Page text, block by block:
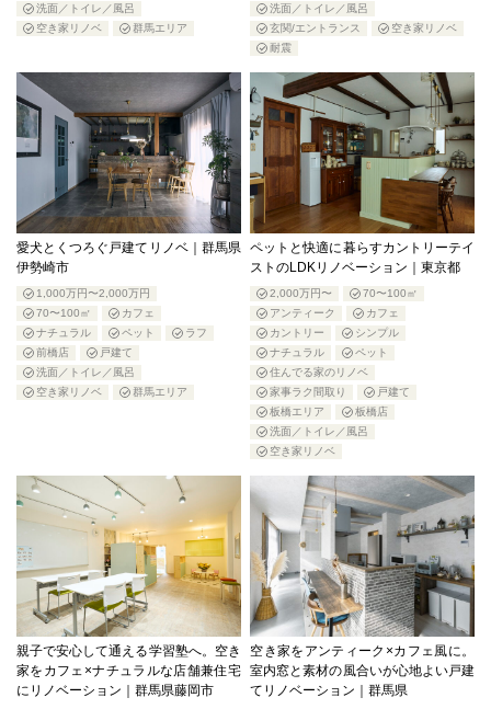
洗面／トイレ／風呂
空き家リノベ
群馬エリア
洗面／トイレ／風呂
玄関/エントランス
空き家リノベ
耐震
愛犬とくつろぐ戸建てリノベ｜群馬県
伊勢崎市
1,000万円〜2,000万円
70〜100㎡
カフェ
ナチュラル
ペット
ラフ
前橋店
戸建て
洗面／トイレ／風呂
空き家リノベ
群馬エリア
ペットと快適に暮らすカントリーテイ
ストのLDKリノベーション｜東京都
2,000万円〜
70〜100㎡
アンティーク
カフェ
カントリー
シンプル
ナチュラル
ペット
住んでる家のリノベ
家事ラク間取り
戸建て
板橋エリア
板橋店
洗面／トイレ／風呂
空き家リノベ
親子で安心して通える学習塾へ。空き
家をカフェ×ナチュラルな店舗兼住宅
にリノベーション｜群馬県藤岡市
空き家をアンティーク×カフェ風に。
室内窓と素材の風合いが心地よい戸建
てリノベーション｜群馬県